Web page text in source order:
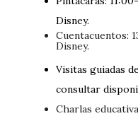
Disney.
Cuentacuentos:
Disney.
Visitas guiadas
consultar
Charlas